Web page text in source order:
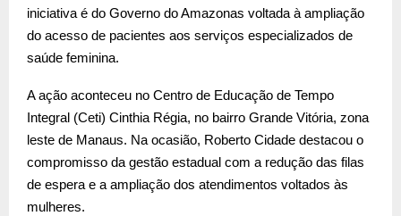
iniciativa é do Governo do Amazonas voltada à ampliação
do acesso de pacientes aos serviços especializados de
saúde feminina.
A ação aconteceu no Centro de Educação de Tempo
Integral (Ceti) Cinthia Régia, no bairro Grande Vitória, zona
leste de Manaus. Na ocasião, Roberto Cidade destacou o
compromisso da gestão estadual com a redução das filas
de espera e a ampliação dos atendimentos voltados às
mulheres.